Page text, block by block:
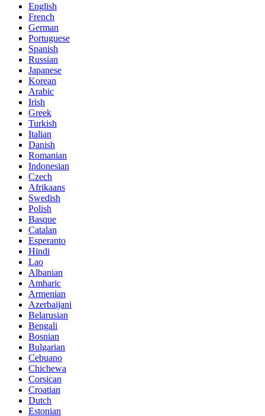
English
French
German
Portuguese
Spanish
Russian
Japanese
Korean
Arabic
Irish
Greek
Turkish
Italian
Danish
Romanian
Indonesian
Czech
Afrikaans
Swedish
Polish
Basque
Catalan
Esperanto
Hindi
Lao
Albanian
Amharic
Armenian
Azerbaijani
Belarusian
Bengali
Bosnian
Bulgarian
Cebuano
Chichewa
Corsican
Croatian
Dutch
Estonian